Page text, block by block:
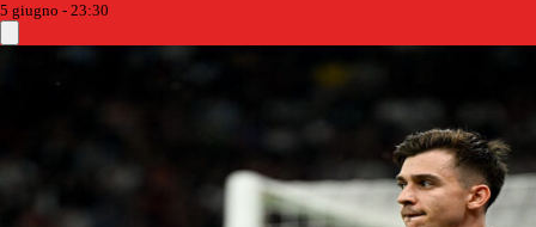
5 giugno - 23:30